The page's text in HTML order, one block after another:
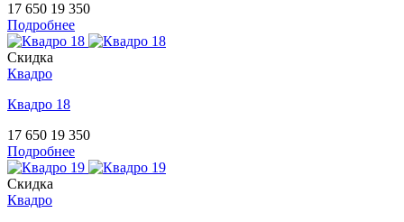
17 650 19 350
Подробнее
Скидка
Квадро
Квадро 18
17 650 19 350
Подробнее
Скидка
Квадро